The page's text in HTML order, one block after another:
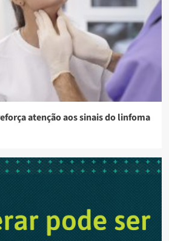
atenção aos sinais do linfoma